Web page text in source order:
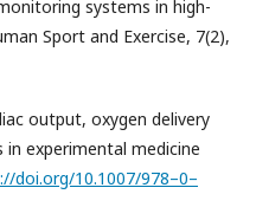
systems in high-
Sport and Exercise, 7(2),
output, oxygen delivery
experimental medicine
doi.org/10.1007/978–0–